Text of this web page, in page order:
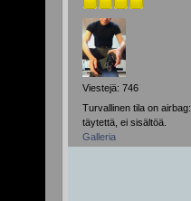
Viestejä: 746
Turvallinen tila on airbag:
täytettä, ei sisältöä.
Galleria